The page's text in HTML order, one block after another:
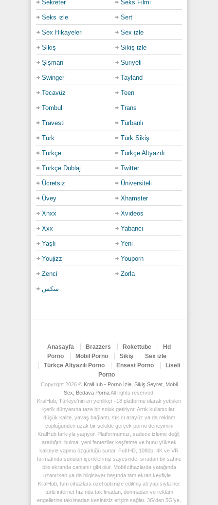
Sekreter Seks Filmi
Seks izle Sert
Sex Hikayeleri Sex izle
Sikiş Sikiş izle
Şişman Suriyeli
Swinger Tayland
Tecavüz Teen
Tombul Trans
Travesti Türbanlı
Türk Türk Sikiş
Türkçe Türkçe Altyazılı
Türkçe Dublaj Twitter
Ücretsiz Üniversiteli
Üvey Xhamster
Xnxx Xvideos
Xxx Yabancı
Yaşlı Yeni
Youjizz Youporn
Zenci Zorla
سكس
Anasayfa Brazzers Rokettube
Hd
Porno
Mobil Porno Sikiş
Sex izle
Türkçe Altyazılı Porno
Ensest Porno
Liseli
Porno
Copyright 2026 © KralHub - Porno İzle, Sikiş Seyret, Mobil
Sex, Bedava PornaAll rights reserved.
KralHub, Türkiye’nin en yenilikçi +18 platformu olarak yetişkin
içerik dünyasına taze bir soluk getiriyor. Artık kullanıcılar,
düşük kalite, yavaş bağlantı, sıkıcı arayüz ya da reklam
çöplüğünden uzak bir şekilde gerçek porno deneyimini
KralHub farkıyla yaşıyor. Platformumuz, sadece izleme değil;
aradığını bulma, yeni fanteziler keşfetme ve bunu yüksek
kaliteyle yapma özgürlüğü sunar. Full HD, 1080p, 4K ve VR
formatında sunulan içeriklerimiz sayesinde, sıradan bir sahne
bile ekranda canlanır gibi olur. Mobil cihazlarda yatağında
uzanırken ya da bilgisayar başında tam ekran keyfiyle...
KralHub, tüm cihazlara özel optimize edilmiş alt yapısıyla her
türlü internet hızında takılmadan, donmadan ve reklam
engellerine takılmadan kesintisiz erişim sağlar. 3G'den 5G'ye,